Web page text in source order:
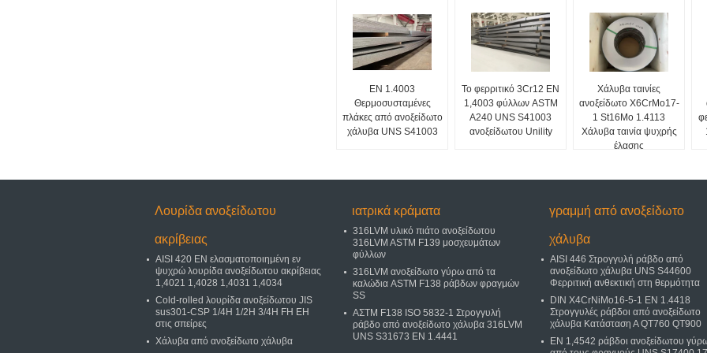
EN 1.4003
Θερμοσυσταμένες
πλάκες από ανοξείδωτο
χάλυβα UNS S41003
Το φερριτικό 3Cr12 EN
1,4003 φύλλων ASTM
A240 UNS S41003
ανοξείδωτου Unility
Χάλυβα ταινίες
ανοξείδωτο X6CrMo17-
1 St16Mo 1.4113
Χάλυβα ταινία ψυχρής
έλασης
Λουρίδα ανοξείδωτου
ακρίβειας
AISI 420 EN ελασματοποιημένη εν
ψυχρώ λουρίδα ανοξείδωτου ακρίβειας
1,4021 1,4028 1,4031 1,4034
Cold-rolled λουρίδα ανοξείδωτου JIS
sus301-CSP 1/4H 1/2H 3/4H FH EH
στις σπείρες
Χάλυβα από ανοξείδωτο χάλυβα
ιατρικά κράματα
316LVM υλικό πιάτο ανοξείδωτου
316LVM ASTM F139 μοσχευμάτων
φύλλων
316LVM ανοξείδωτο γύρω από τα
καλώδια ASTM F138 ράβδων φραγμών
SS
ΑΣTM F138 ISO 5832-1 Στρογγυλή
ράβδο από ανοξείδωτο χάλυβα 316LVM
UNS S31673 EN 1.4441
γραμμή από ανοξείδωτο
χάλυβα
AISI 446 Στρογγυλή ράβδο από
ανοξείδωτο χάλυβα UNS S44600
Φερριτική ανθεκτική στη θερμότητα
DIN X4CrNiMo16-5-1 EN 1.4418
Στρογγυλές ράβδοι από ανοξείδωτο
χάλυβα Κατάσταση Α QT760 QT900
EN 1,4542 ράβδοι ανοξείδωτου